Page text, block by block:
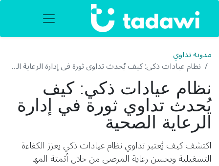
مدونة تداوي
نظام عيادات ذكي: كيف يُحدث تداوي ثورة في إدارة الرعاية الصحية
نظام عيادات ذكي: كيف
يُحدث تداوي ثورة في إدارة
الرعاية الصحية
اكتشف كيف يُعتبر تداوي نظام عيادات ذكي يعزز الكفاءة
التشغيلية ويحسن رعاية المرضى من خلال أتمتة المها